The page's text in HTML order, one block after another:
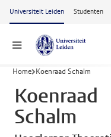
Ga naar hoofdinhoud
Universiteit Leiden Studenten
Menu
Home Koenraad Schalm
Koenraad
Schalm